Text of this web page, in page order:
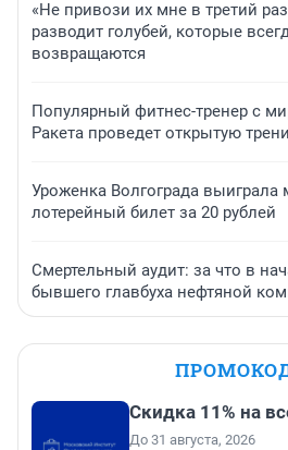
«Не привози их мне в третий
разводит голубей, которые
возвращаются
Популярный фитнес-тренер с
Ракета проведет открытую
Уроженка Волгограда выиграла
лотерейный билет за 20 рублей
Смертельный аудит: за что в
бывшего главбуха нефтяной
Скидка 11% на
До 31 августа, 2026